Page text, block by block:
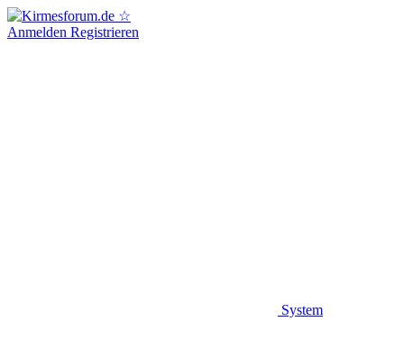
Anmelden Registrieren
System